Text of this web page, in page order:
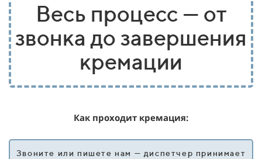
Весь процесс — от
звонка до завершения
кремации
Как проходит кремация:
Звоните или пишете нам — диспетчер принимает